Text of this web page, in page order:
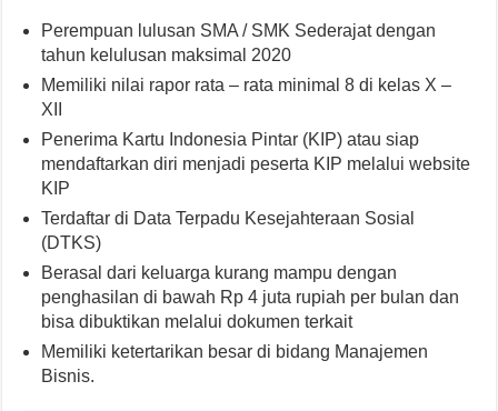
Perempuan lulusan SMA / SMK Sederajat dengan
tahun kelulusan maksimal 2020
Memiliki nilai rapor rata – rata minimal 8 di kelas X –
XII
Penerima Kartu Indonesia Pintar (KIP) atau siap
mendaftarkan diri menjadi peserta KIP melalui website
KIP
Terdaftar di Data Terpadu Kesejahteraan Sosial
(DTKS)
Berasal dari keluarga kurang mampu dengan
penghasilan di bawah Rp 4 juta rupiah per bulan dan
bisa dibuktikan melalui dokumen terkait
Memiliki ketertarikan besar di bidang Manajemen
Bisnis.